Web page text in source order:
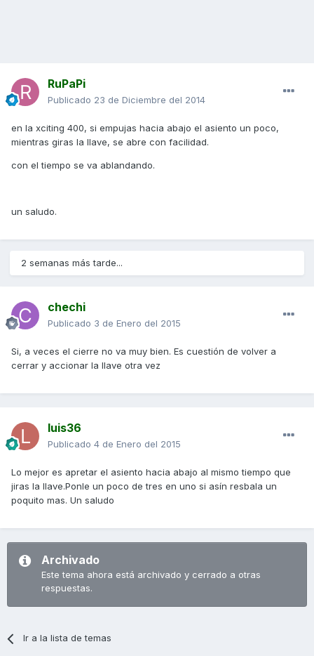
RuPaPi
Publicado 23 de Diciembre del 2014
en la xciting 400, si empujas hacia abajo el asiento un poco,
mientras giras la llave, se abre con facilidad.
con el tiempo se va ablandando.
un saludo.
2 semanas más tarde...
chechi
Publicado 3 de Enero del 2015
Si, a veces el cierre no va muy bien. Es cuestión de volver a
cerrar y accionar la llave otra vez
luis36
Publicado 4 de Enero del 2015
Lo mejor es apretar el asiento hacia abajo al mismo tiempo que
jiras la llave.Ponle un poco de tres en uno si asín resbala un
poquito mas. Un saludo
Archivado
Este tema ahora está archivado y cerrado a otras
respuestas.
Ir a la lista de temas